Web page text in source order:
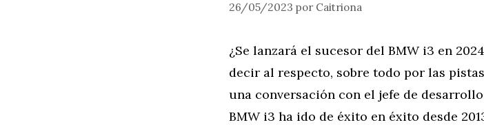
26/05/2023 por Caitriona
¿Se lanzará el sucesor del BMW i3 en
decir al respecto, sobre todo por las
una conversación con el jefe de
BMW i3 ha ido de éxito en éxito desde